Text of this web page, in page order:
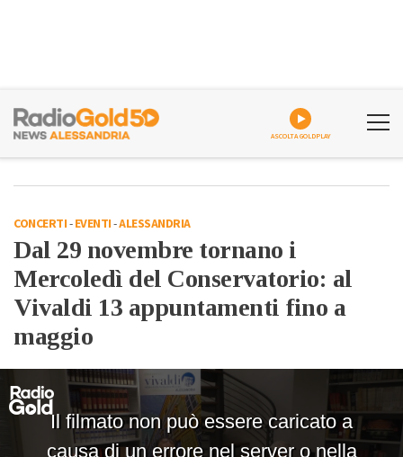
ASCOLTA GOLDPLAY
CONCERTI-EVENTI-ALESSANDRIA
Dal 29 novembre tornano i
Mercoledì del Conservatorio: al
Vivaldi 13 appuntamenti fino a
maggio